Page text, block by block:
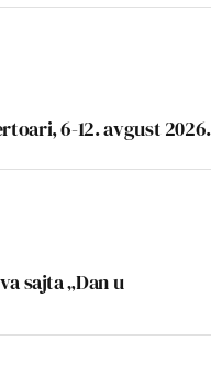
6-12. avgust 2026.
sajta „Dan u